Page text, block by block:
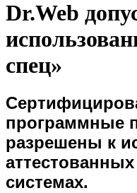
Dr.Web
спец»
программные
разрешены к
системах.